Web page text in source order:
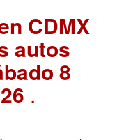
CDMX
autos
8
.